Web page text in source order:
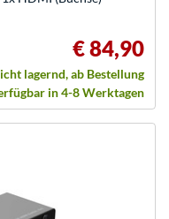
€ 84,90
lagernd, ab Bestellung
in 4-8 Werktagen